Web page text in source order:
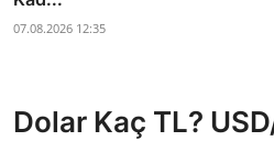
07.08.2026 12:35
Dolar Kaç TL?